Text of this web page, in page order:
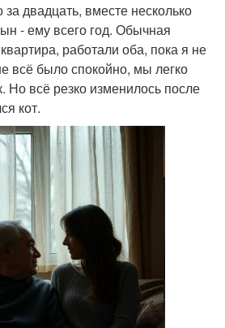
двадцать, вместе несколько
- ему всего год. Обычная
работали оба, пока я не
всё было спокойно, мы легко
Но всё резко изменилось после
кот.